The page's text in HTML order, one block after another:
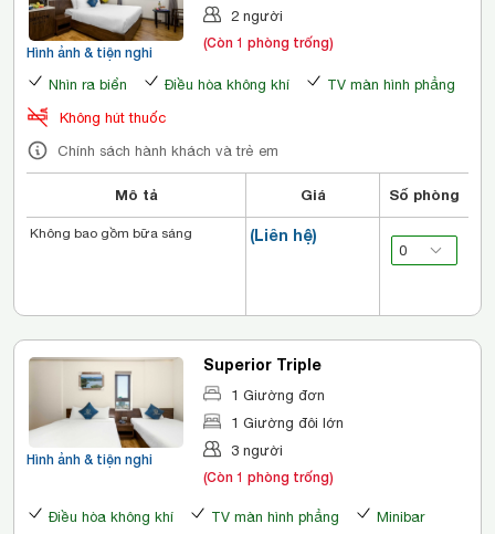
Hình ảnh & tiện nghi
2 người
(Còn 1 phòng trống)
Nhìn ra biển Điều hòa không khí
TV màn hình phẳng
Không hút thuốc
Chính sách hành khách và trẻ em
Mô tả Giá Số phòng
(Liên hệ)
Không bao gồm bữa sáng
Hình ảnh & tiện nghi
Superior Triple
1 Giường đơn
1 Giường đôi lớn
3 người
(Còn 1 phòng trống)
Điều hòa không khí TV màn hình phẳng
Minibar